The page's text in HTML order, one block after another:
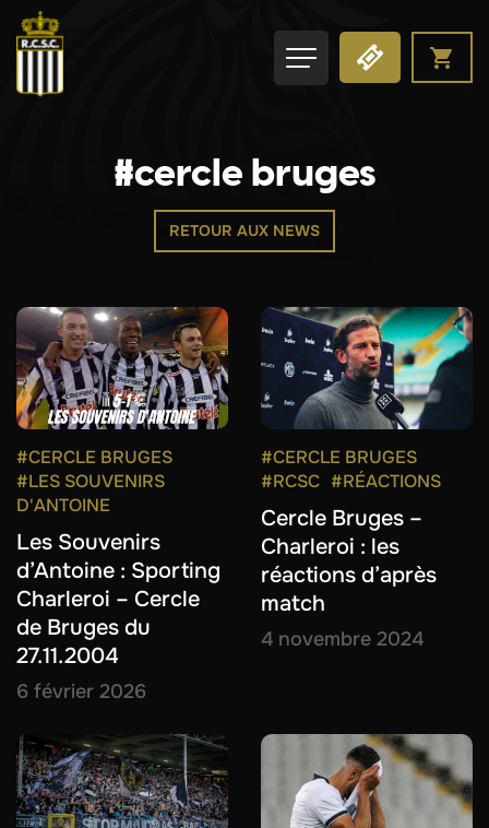
#cercle bruges
RETOUR AUX NEWS
#CERCLE BRUGES
#LES SOUVENIRS
D'ANTOINE
Les Souvenirs
d’Antoine : Sporting
Charleroi – Cercle
de Bruges du
27.11.2004
6 février 2026
#CERCLE BRUGES
#RCSC #RÉACTIONS
Cercle Bruges –
Charleroi : les
réactions d’après
match
4 novembre 2024